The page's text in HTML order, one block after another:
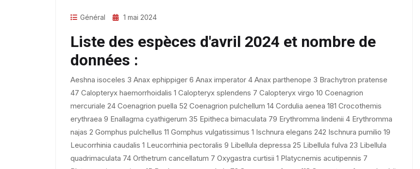
Général 1 mai 2024
Liste des espèces d'avril 2024 et nombre de
données :
Aeshna isoceles 3 Anax ephippiger 6 Anax imperator 4 Anax parthenope 3 Brachytron pratense
47 Calopteryx haemorrhoidalis 1 Calopteryx splendens 7 Calopteryx virgo 10 Coenagrion
mercuriale 24 Coenagrion puella 52 Coenagrion pulchellum 14 Cordulia aenea 181 Crocothemis
erythraea 9 Enallagma cyathigerum 35 Epitheca bimaculata 79 Erythromma lindenii 4 Erythromma
najas 2 Gomphus pulchellus 11 Gomphus vulgatissimus 1 Ischnura elegans 242 Ischnura pumilio 19
Leucorrhinia caudalis 1 Leucorrhinia pectoralis 9 Libellula depressa 25 Libellula fulva 23 Libellula
quadrimaculata 74 Orthetrum cancellatum 7 Oxygastra curtisii 1 Platycnemis acutipennis 7